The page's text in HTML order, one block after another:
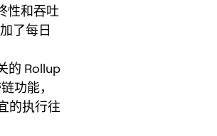
性和吞吐
了每日
的 Rollup
功能，
的执行往